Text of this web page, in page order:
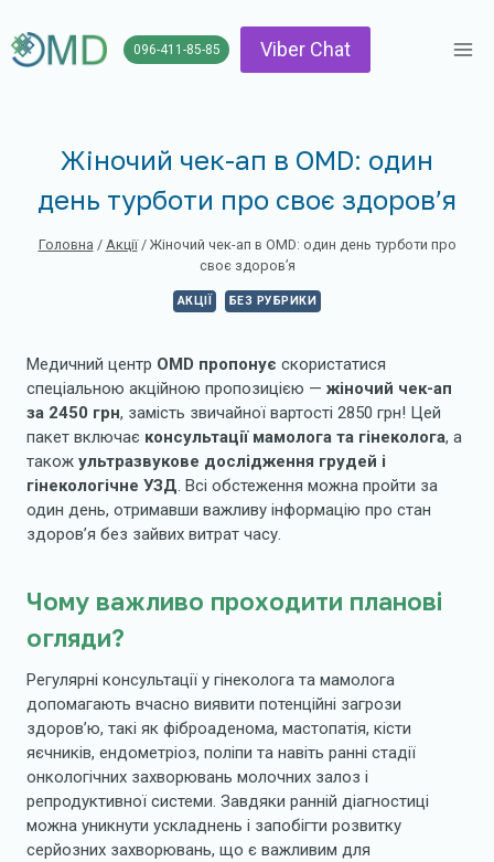
до
вмісту
096-411-85-85 Viber Chat
Жіночий чек-ап в OMD: один
день турботи про своє здоров’я
Головна / Акції / Жіночий чек-ап в OMD: один день турботи про
своє здоров’я
АКЦІЇ БЕЗ РУБРИКИ
Медичний центр OMD пропонує скористатися
спеціальною акційною пропозицією — жіночий чек-ап
за 2450 грн, замість звичайної вартості 2850 грн! Цей
пакет включає консультації мамолога та гінеколога, а
також ультразвукове дослідження грудей і
гінекологічне УЗД . Всі обстеження можна пройти за
один день, отримавши важливу інформацію про стан
здоров’я без зайвих витрат часу.
Чому важливо проходити планові
огляди?
Регулярні консультації у гінеколога та мамолога
допомагають вчасно виявити потенційні загрози
здоров’ю, такі як фіброаденома, мастопатія, кісти
яєчників, ендометріоз, поліпи та навіть ранні стадії
онкологічних захворювань молочних залоз і
репродуктивної системи. Завдяки ранній діагностиці
можна уникнути ускладнень і запобігти розвитку
серйозних захворювань, що є важливим для